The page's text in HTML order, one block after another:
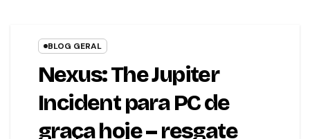
BLOG GERAL
Nexus: The Jupiter
Incident para PC de
graça hoje – resgate